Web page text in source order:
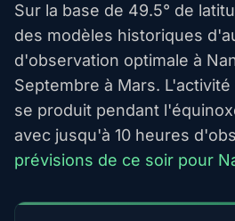
Sur la base de 49.5° de
des modèles historiques
d'observation optimale à
Septembre à Mars.
se produit pendant
avec jusqu'à 10 heures
prévisions de ce soir pour